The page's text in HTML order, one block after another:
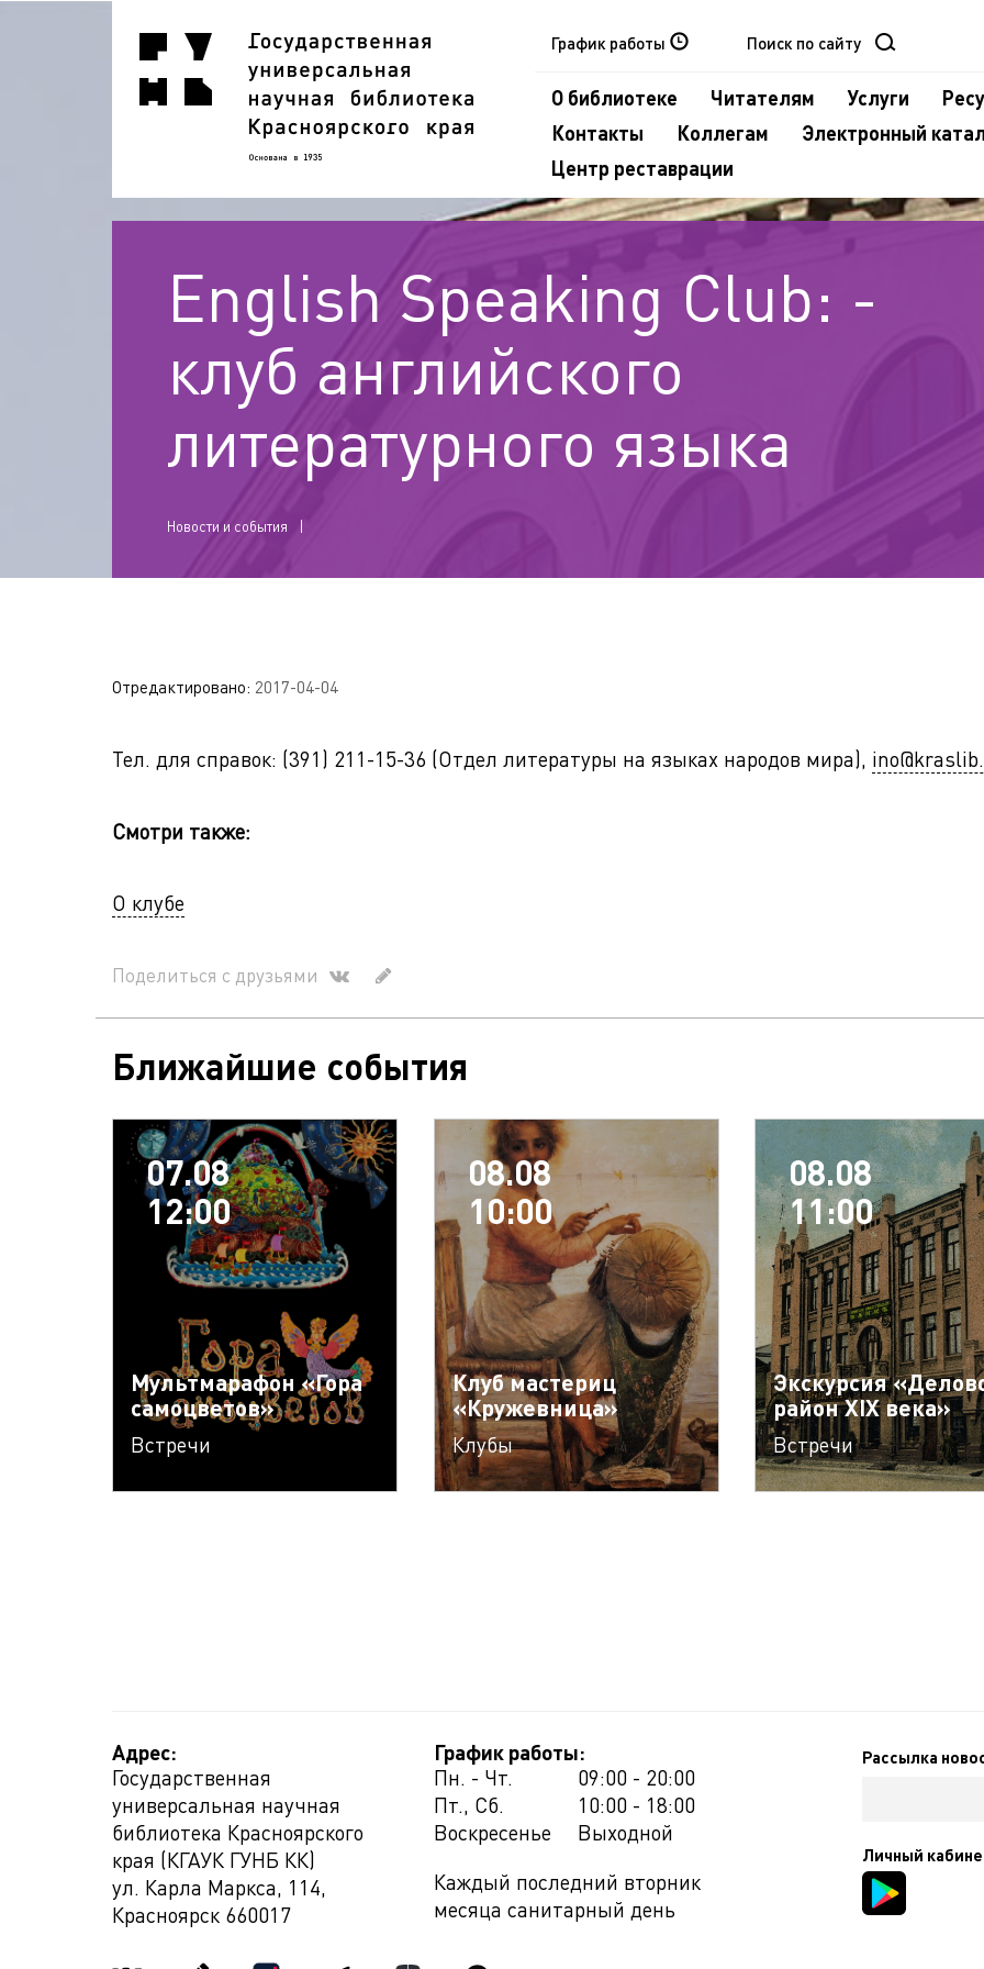
График работы
О библиотеке Читателям Услуги
Контакты
Коллегам
Электронный
Центр реставрации
English Speaking Club: -
клуб английского
литературного языка
Новости и события
Отредактировано: 2017-04-04
Тел. для справок: (391) 211-15-36 (Отдел литературы на языках народов мира),
Смотри также:
О клубе
Поделиться с друзьями
Ближайшие события
07.08
12:00
Мультмарафон «Гора
самоцветов»
Встречи
08.08
10:00
Клуб мастериц
«Кружевница»
Клубы
08.08
11:00
Экскурсия
район XIX века»
Встречи
Адрес:
Государственная
универсальная научная
библиотека Красноярского
края (КГАУК ГУНБ КК)
ул. Карла Маркса, 114,
Красноярск 660017
График работы:
Пн. - Чт.
09:00 - 20:00
Пт., Сб.
10:00 - 18:00
Воскресенье
Выходной
Каждый последний вторник
месяца санитарный день
Рассылка
Личный